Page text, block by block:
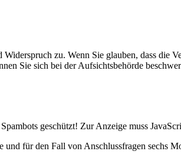
zu. Wenn Sie glauben, dass die
Sie sich bei der Aufsichtsbehörde
geschützt! Zur Anzeige muss
für den Fall von Anschlussfragen sechs